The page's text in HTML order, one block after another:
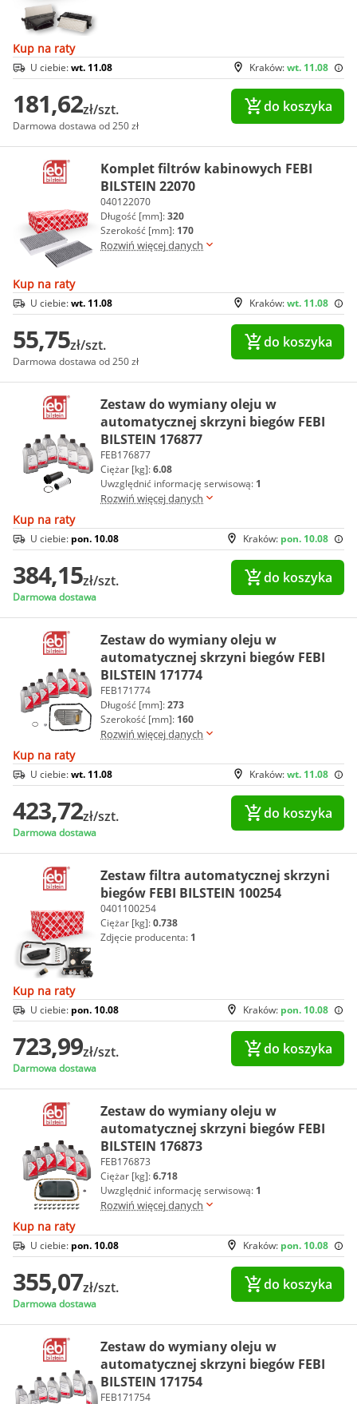
Kup na raty
Kraków:wt. 11.08
U ciebie:wt. 11.08
181,62zł/szt.
Darmowa dostawa od 250 zł
do koszyka
Komplet filtrów kabinowych FEBI
BILSTEIN 22070
040122070
Długość [mm]:320
Szerokość [mm]: 170
Rozwiń więcej danych
Kup na raty
Kraków:wt. 11.08
U ciebie:wt. 11.08
55,75zł/szt.
Darmowa dostawa od 250 zł
do koszyka
Zestaw do wymiany oleju w
automatycznej skrzyni biegów FEBI
BILSTEIN 176877
FEB176877
Ciężar [kg]:6.08
Uwzględnić informację serwisową: 1
Rozwiń więcej danych
Kup na raty
Kraków: pon. 10.08
U ciebie: pon. 10.08
384,15zł/szt.
Darmowa dostawa
do koszyka
Zestaw do wymiany oleju w
automatycznej skrzyni biegów FEBI
BILSTEIN 171774
FEB171774
Długość [mm]:273
Szerokość [mm]: 160
Rozwiń więcej danych
Kup na raty
Kraków:wt. 11.08
U ciebie:wt. 11.08
423,72zł/szt.
Darmowa dostawa
do koszyka
Zestaw filtra automatycznej skrzyni
biegów FEBI BILSTEIN 100254
0401100254
Ciężar [kg]:0.738
Zdjęcie producenta: 1
Kup na raty
Kraków: pon. 10.08
U ciebie: pon. 10.08
723,99zł/szt.
Darmowa dostawa
do koszyka
Zestaw do wymiany oleju w
automatycznej skrzyni biegów FEBI
BILSTEIN 176873
FEB176873
Ciężar [kg]:6.718
Uwzględnić informację serwisową: 1
Rozwiń więcej danych
Kup na raty
Kraków: pon. 10.08
U ciebie: pon. 10.08
355,07zł/szt.
Darmowa dostawa
do koszyka
Zestaw do wymiany oleju w
automatycznej skrzyni biegów FEBI
BILSTEIN 171754
FEB171754